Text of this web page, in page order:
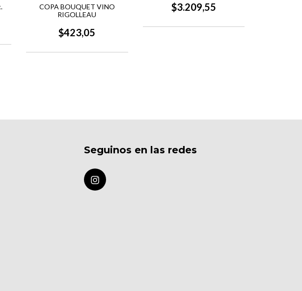
COPA BOUQUET VINO
RIGOLLEAU
$423,05
$3.209,55
Seguinos en las redes